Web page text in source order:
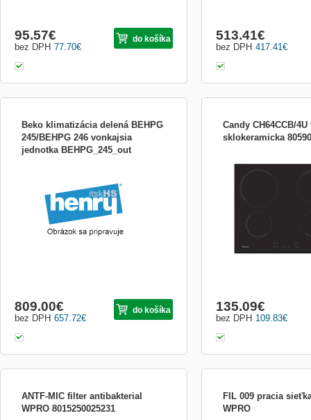
77.70€
bez DPH
95.57€ do košíka
417.41 €
bez DPH
513.41€
Beko klimatizácia delená BEHPG
245/BEHPG 246 vonkajsia
jednotka BEHPG_245_out
657.72€
bez DPH
809.00€ do košíka
Candy CH64CCB/
sklokeramicka
ovládáním, 4 varné
ukazatel zbytkového
automatické vypnutí,
zámek. Rovné hrany.
x š x h 5 x 59 x 52 cm
109.83€
bez DPH
135.09€
ANTF-MIC filter antibakterial
WPRO 8015250025231
FIL 009 pracia
WPRO